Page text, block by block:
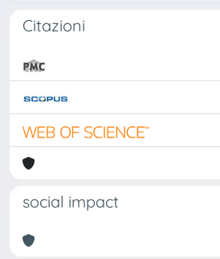
Citazioni
social impact